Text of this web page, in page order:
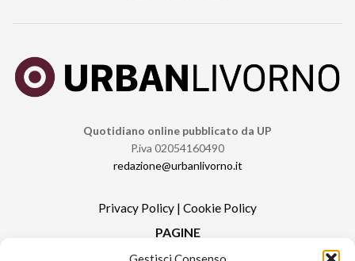
Quotidiano online pubblicato da UP
P.iva 02054160490
redazione@urbanlivorno.it
Privacy Policy | Cookie Policy
PAGINE